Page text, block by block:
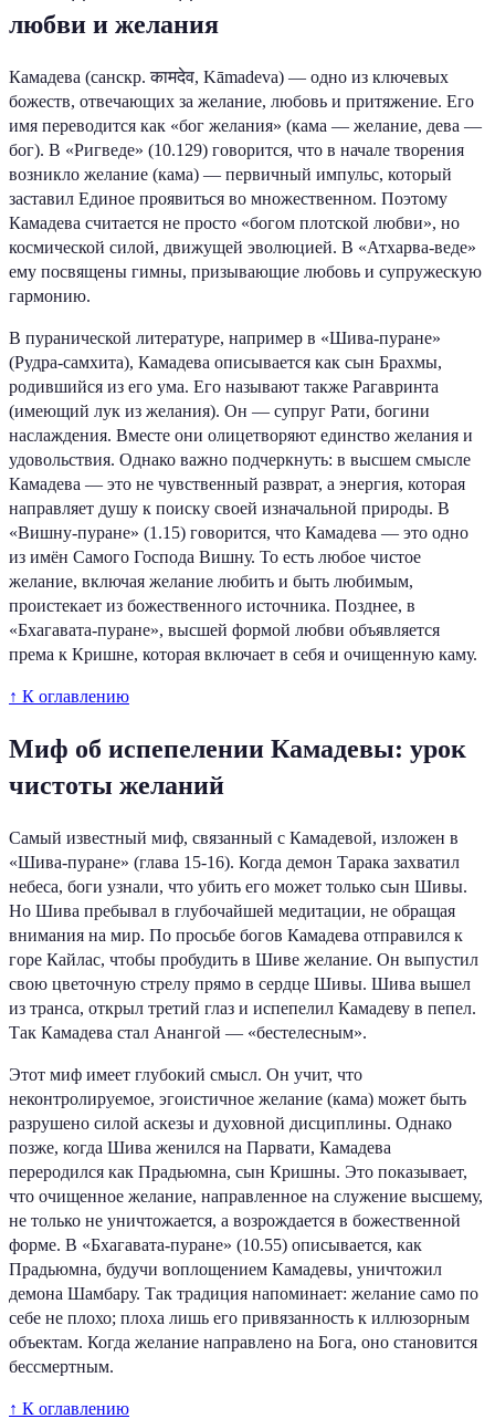
любви и желания
Камадева (санскр. कामदेव, Kāmadeva) — одно из ключевых
божеств, отвечающих за желание, любовь и притяжение. Его
имя переводится как «бог желания» (кама — желание, дева —
бог). В «Ригведе» (10.129) говорится, что в начале творения
возникло желание (кама) — первичный импульс, который
заставил Единое проявиться во множественном. Поэтому
Камадева считается не просто «богом плотской любви», но
космической силой, движущей эволюцией. В «Атхарва-веде»
ему посвящены гимны, призывающие любовь и супружескую
гармонию.
В пуранической литературе, например в «Шива-пуране»
(Рудра-самхита), Камадева описывается как сын Брахмы,
родившийся из его ума. Его называют также Рагавринта
(имеющий лук из желания). Он — супруг Рати, богини
наслаждения. Вместе они олицетворяют единство желания и
удовольствия. Однако важно подчеркнуть: в высшем смысле
Камадева — это не чувственный разврат, а энергия, которая
направляет душу к поиску своей изначальной природы. В
«Вишну-пуране» (1.15) говорится, что Камадева — это одно
из имён Самого Господа Вишну. То есть любое чистое
желание, включая желание любить и быть любимым,
проистекает из божественного источника. Позднее, в
«Бхагавата-пуране», высшей формой любви объявляется
према к Кришне, которая включает в себя и очищенную каму.
↑ К оглавлению
Миф об испепелении Камадевы: урок
чистоты желаний
Самый известный миф, связанный с Камадевой, изложен в
«Шива-пуране» (глава 15-16). Когда демон Тарака захватил
небеса, боги узнали, что убить его может только сын Шивы.
Но Шива пребывал в глубочайшей медитации, не обращая
внимания на мир. По просьбе богов Камадева отправился к
горе Кайлас, чтобы пробудить в Шиве желание. Он выпустил
свою цветочную стрелу прямо в сердце Шивы. Шива вышел
из транса, открыл третий глаз и испепелил Камадеву в пепел.
Так Камадева стал Анангой — «бестелесным».
Этот миф имеет глубокий смысл. Он учит, что
неконтролируемое, эгоистичное желание (кама) может быть
разрушено силой аскезы и духовной дисциплины. Однако
позже, когда Шива женился на Парвати, Камадева
переродился как Прадьюмна, сын Кришны. Это показывает,
что очищенное желание, направленное на служение высшему,
не только не уничтожается, а возрождается в божественной
форме. В «Бхагавата-пуране» (10.55) описывается, как
Прадьюмна, будучи воплощением Камадевы, уничтожил
демона Шамбару. Так традиция напоминает: желание само по
себе не плохо; плоха лишь его привязанность к иллюзорным
объектам. Когда желание направлено на Бога, оно становится
бессмертным.
↑ К оглавлению